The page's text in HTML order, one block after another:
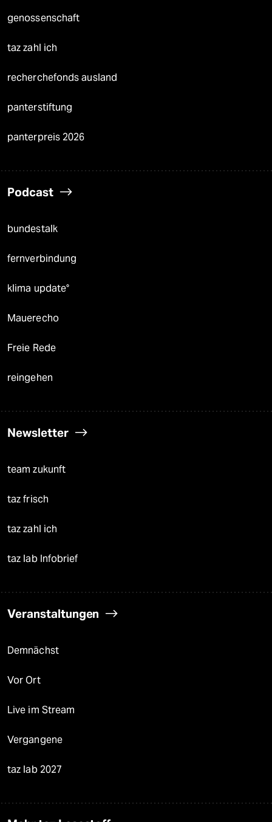
genossenschaft
taz zahl ich
recherchefonds ausland
panterstiftung
panterpreis 2026
Podcast
bundestalk
fernverbindung
klima update°
Mauerecho
Freie Rede
reingehen
Newsletter
team zukunft
taz frisch
taz zahl ich
taz lab Infobrief
Veranstaltungen
Demnächst
Vor Ort
Live im Stream
Vergangene
taz lab 2027